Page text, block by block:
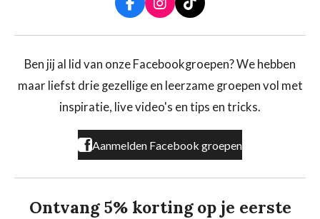
F
a
c
b
o
k
I
n
s
a
r
a
T
i
k
o
Ben jij al lid van onze Facebookgroepen? We hebben
maar liefst drie gezellige en leerzame groepen vol met
inspiratie, live video's en tips en tricks.
Aanmelden Facebook groepen
Ontvang 5% korting op je eerste